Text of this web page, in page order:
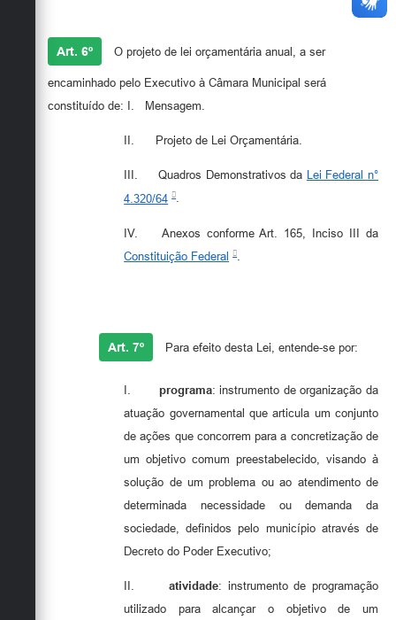
Art. 6º O projeto de lei orçamentária anual, a ser
encaminhado pelo Executivo à Câmara Municipal será
constituído de: I.
Mensagem.
II. Projeto de Lei Orçamentária.
III. Quadros Demonstrativos da Lei Federal n°
4.320/64
.
IV.
Anexos conforme Art. 165, Inciso III da
Constituição Federal
.
Art. 7º Para efeito desta Lei, entende-se por:
programa: instrumento de organização da
atuação governamental que articula um conjunto
de ações que concorrem para a concretização de
um objetivo comum preestabelecido, visando à
solução de um problema ou ao atendimento de
determinada necessidade ou demanda da
sociedade, definidos pelo município através de
Decreto do Poder Executivo;
atividade: instrumento de programação
utilizado para alcançar o objetivo de um